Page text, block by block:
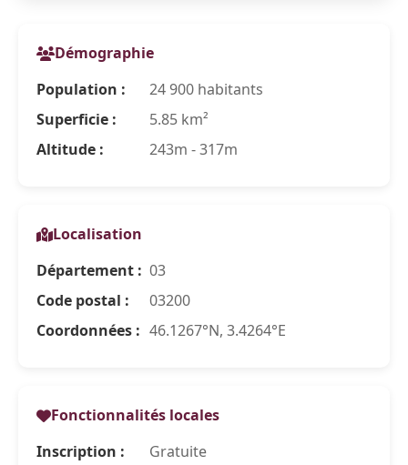
Démographie
Population :
24 900 habitants
Superficie :
5.85 km²
Altitude :
243m - 317m
Localisation
Département : 03
Code postal :
03200
Coordonnées : 46.1267°N, 3.4264°E
Fonctionnalités locales
Inscription :
Gratuite